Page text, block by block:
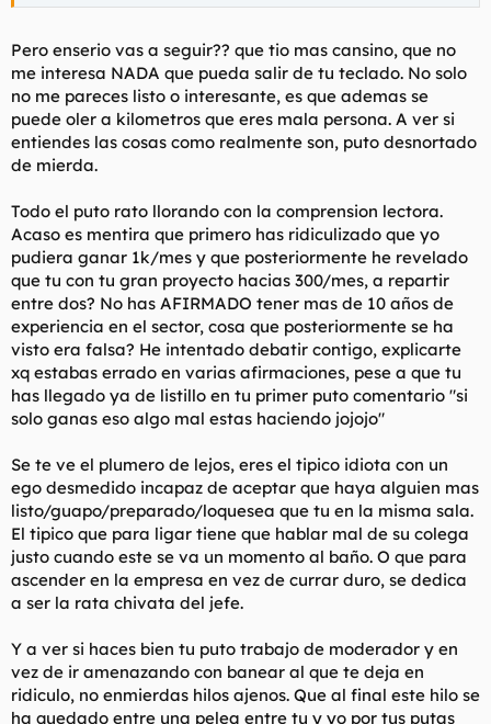
sobre mi que me importa tres pares de cojones que tengas.
Información que, por otro lado, me importa tres cojones quien
te la haya dado.
Si consideras que tocarte las pelotas es decir que eres un
Lerdo sin comprensión lectora que viene a dar lecciones
sabiendo hacer nada es porque lo eres. Puedes aceptarlo
ponerte bravucón, lo que solo te convierte en un zote, lerdo e
inútil con las pelotas tocadas.
Por otro lado, no eres un trozo de mierda, eres demasiado
imbécil como para llegar a ser un trozo de mierda.
Y para terminar, es la puta ultima vez que me adviertes,
amenazas o sugieres lo que debo o no hacer. La última, puto
imbécil.
Y aprende a leer.
Pero enserio vas a seguir?? que tio mas cansino, que no
me interesa NADA que pueda salir de tu teclado. No solo
no me pareces listo o interesante, es que ademas se
puede oler a kilometros que eres mala persona. A ver si
entiendes las cosas como realmente son, puto desnortado
de mierda.
Todo el puto rato llorando con la comprension lectora.
Acaso es mentira que primero has ridiculizado que yo
pudiera ganar 1k/mes y que posteriormente he revelado
que tu con tu gran proyecto hacias 300/mes, a repartir
entre dos? No has AFIRMADO tener mas de 10 años de
experiencia en el sector, cosa que posteriormente se ha
visto era falsa? He intentado debatir contigo, explicarte
xq estabas errado en varias afirmaciones, pese a que tu
has llegado ya de listillo en tu primer puto comentario "si
solo ganas eso algo mal estas haciendo jojojo"
Se te ve el plumero de lejos, eres el tipico idiota con un
ego desmedido incapaz de aceptar que haya alguien mas
listo/guapo/preparado/loquesea que tu en la misma sala.
El tipico que para ligar tiene que hablar mal de su colega
justo cuando este se va un momento al baño. O que para
ascender en la empresa en vez de currar duro, se dedica
a ser la rata chivata del jefe.
Y a ver si haces bien tu puto trabajo de moderador y en
vez de ir amenazando con banear al que te deja en
ridiculo, no enmierdas hilos ajenos. Que al final este hilo se
ha quedado entre una pelea entre tu y yo por tus putas